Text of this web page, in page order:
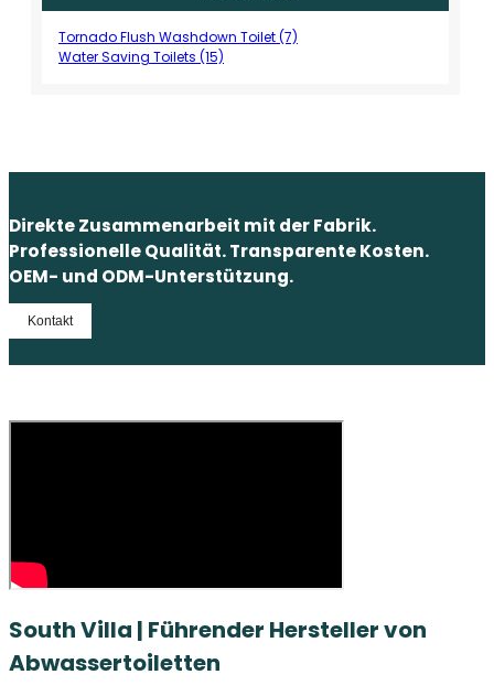
Tornado Flush Washdown Toilet (7)
Water Saving Toilets (15)
Direkte Zusammenarbeit mit der Fabrik.
Professionelle Qualität. Transparente Kosten.
OEM- und ODM-Unterstützung.
Kontakt
South Villa | Führender Hersteller von
Abwassertoiletten